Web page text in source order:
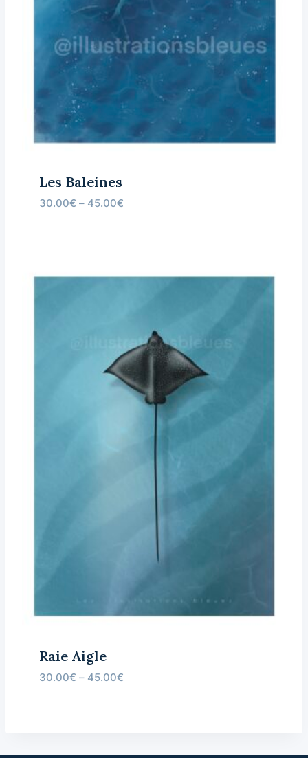
Les Baleines
30.00€ – 45.00€
Raie Aigle
30.00€ – 45.00€